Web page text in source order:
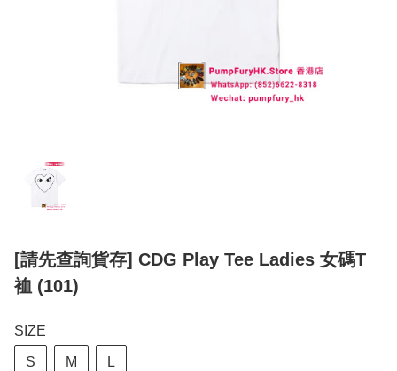
[請先查詢貨存] CDG Play Tee Ladies 女碼T
裇 (101)
SIZE
S M L